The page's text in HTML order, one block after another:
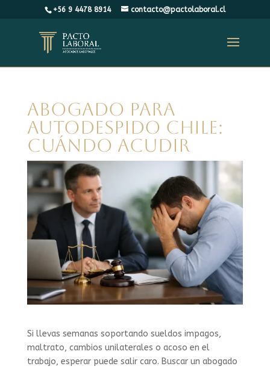
+56 9 4478 8914 contacto@pactolaboral.cl
Abogado para
autodespido Chile:
cuándo acudir
Si llevas semanas soportando sueldos impagos,
maltrato, cambios unilaterales o acoso en el
trabajo, esperar puede salir caro. Buscar un abogado